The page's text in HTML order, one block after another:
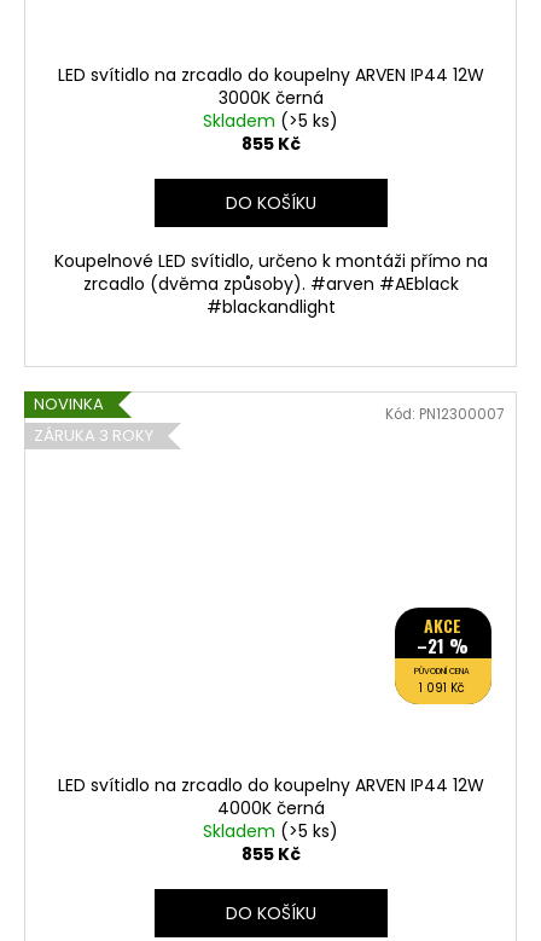
LED svítidlo na zrcadlo do koupelny ARVEN IP44 12W
3000K černá
Skladem (>5 ks)
855 Kč
DO KOŠÍKU
Koupelnové LED svítidlo, určeno k montáži přímo na
zrcadlo (dvěma způsoby). #arven #AEblack
#blackandlight
NOVINKA
ZÁRUKA 3 ROKY
AKCE
–21 %
PŮVODNÍ CENA
1 091 Kč
LED svítidlo na zrcadlo do koupelny ARVEN IP44 12W
4000K černá
Skladem (>5 ks)
855 Kč
DO KOŠÍKU
Kód: PN12300007